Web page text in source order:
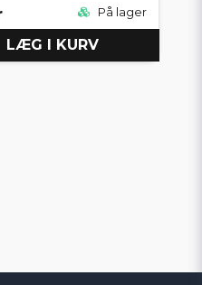
På lager
LÆG I KURV